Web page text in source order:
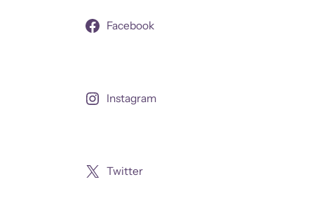
Facebook
Instagram
Twitter